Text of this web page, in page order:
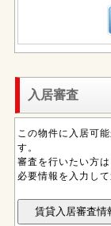
入居審査
この物件に入居可
す。
審査を行いたい方
必要情報を入力し